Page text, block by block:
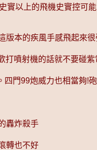
實以上的飛機史實控可
本的疾風手感飛起來
噴射機的話就不要碰
門99炮威力也相當夠!
轟炸殺手
轉也不好